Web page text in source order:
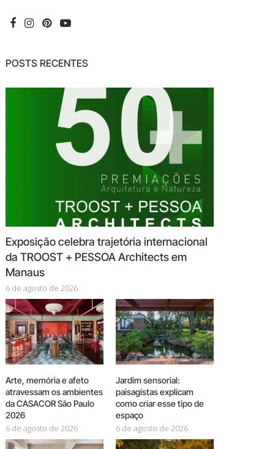
POSTS RECENTES
Exposição celebra trajetória internacional
da TROOST + PESSOA Architects em
Manaus
6 de agosto de 2026
Arte, memória e afeto
atravessam os ambientes
da CASACOR São Paulo
2026
6 de agosto de 2026
Jardim sensorial:
paisagistas explicam
como criar esse tipo de
espaço
6 de agosto de 2026